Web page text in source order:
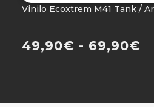
Vinilo Ecoxtrem M41 Tank /
49,90€ - 69,90€